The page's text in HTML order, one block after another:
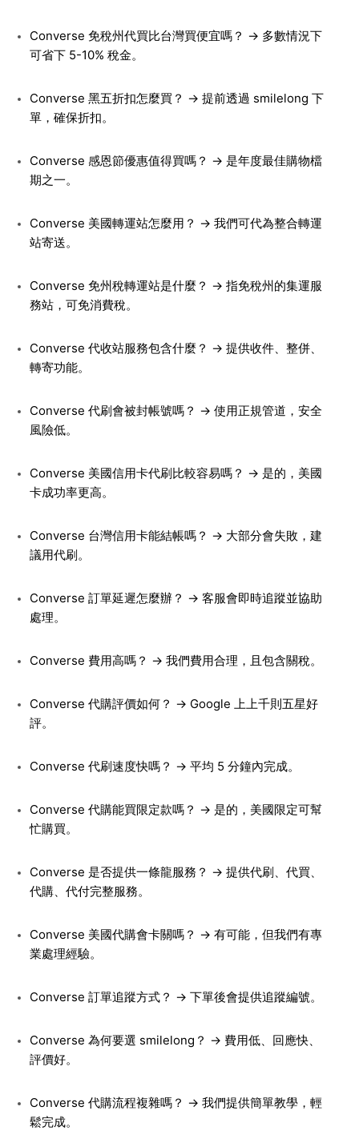
Converse 免稅州代買比台灣買便宜嗎？ → 多數情況下
可省下 5-10% 稅金。
Converse 黑五折扣怎麼買？ → 提前透過 smilelong 下
單，確保折扣。
Converse 感恩節優惠值得買嗎？ → 是年度最佳購物檔
期之一。
Converse 美國轉運站怎麼用？ → 我們可代為整合轉運
站寄送。
Converse 免州稅轉運站是什麼？ → 指免稅州的集運服
務站，可免消費稅。
Converse 代收站服務包含什麼？ → 提供收件、整併、
轉寄功能。
Converse 代刷會被封帳號嗎？ → 使用正規管道，安全
風險低。
Converse 美國信用卡代刷比較容易嗎？ → 是的，美國
卡成功率更高。
Converse 台灣信用卡能結帳嗎？ → 大部分會失敗，建
議用代刷。
Converse 訂單延遲怎麼辦？ → 客服會即時追蹤並協助
處理。
Converse 費用高嗎？ → 我們費用合理，且包含關稅。
Converse 代購評價如何？ → Google 上上千則五星好
評。
Converse 代刷速度快嗎？ → 平均 5 分鐘內完成。
Converse 代購能買限定款嗎？ → 是的，美國限定可幫
忙購買。
Converse 是否提供一條龍服務？ → 提供代刷、代買、
代購、代付完整服務。
Converse 美國代購會卡關嗎？ → 有可能，但我們有專
業處理經驗。
Converse 訂單追蹤方式？ → 下單後會提供追蹤編號。
Converse 為何要選 smilelong？ → 費用低、回應快、
評價好。
Converse 代購流程複雜嗎？ → 我們提供簡單教學，輕
鬆完成。